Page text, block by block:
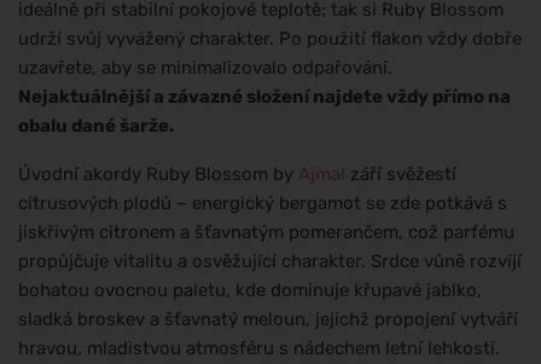
ideálně při stabilní pokojové teplotě; tak si Ruby Blossom
udrží svůj vyvážený charakter. Po použití flakon vždy dobře
uzavřete, aby se minimalizovalo odpařování.
Nejaktuálnější a závazné složení najdete vždy přímo na
obalu dané šarže.
Úvodní akordy Ruby Blossom by Ajmal září svěžestí
citrusových plodů – energický bergamot se zde potkává s
jiskřivým citronem a šťavnatým pomerančem, což parfému
propůjčuje vitalitu a osvěžující charakter. Srdce vůně rozvíjí
bohatou ovocnou paletu, kde dominuje křupavé jablko,
sladká broskev a šťavnatý meloun, jejichž propojení vytváří
hravou, mladistvou atmosféru s nádechem letní lehkosti.